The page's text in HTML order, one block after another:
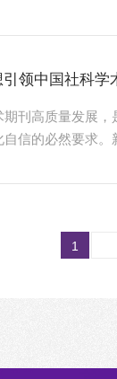
现已取得杰出
领中国社科学
刊高质量发展
信的必然要求
基础；精品性
1